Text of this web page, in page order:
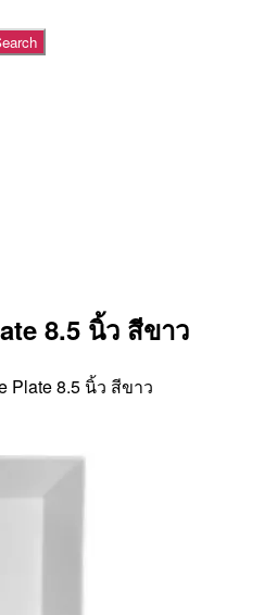
8.5 นิ้ว สีขาว
Plate 8.5 นิ้ว สีขาว